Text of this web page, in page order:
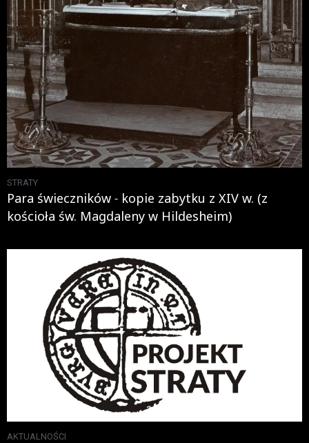
STRATY
Para świeczników ˗ kopie zabytku z XIV w. (z
kościoła św. Magdaleny w Hildesheim)
AKTUALNOŚCI